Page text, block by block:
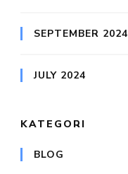
SEPTEMBER 2024
JULY 2024
KATEGORI
BLOG